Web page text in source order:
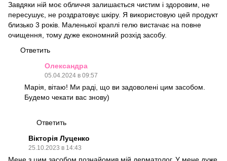
Завдяки ній моє обличчя залишається чистим і здоровим, не
пересушує, не роздратовує шкіру. Я використовую цей продукт
близько 3 років. Маленької краплі гелю вистачає на повне
очищення, тому дуже економний розхід засобу.
Ответить
Олександра
05.04.2024 в 09:57
Марія, вітаю! Ми раді, що ви задоволені цим засобом.
Будемо чекати вас знову)
Ответить
Вікторія Луценко
25.10.2023 в 14:43